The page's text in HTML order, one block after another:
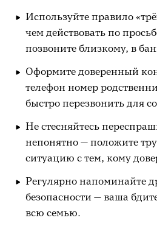
Используйте правило
чем действовать по
позвоните близкому, в
Оформите доверенный
телефон номер
быстро перезвонить для
Не стесняйтесь
непонятно — положите
ситуацию с тем, кому
Регулярно напоминайте
безопасности — ваша
всю семью.